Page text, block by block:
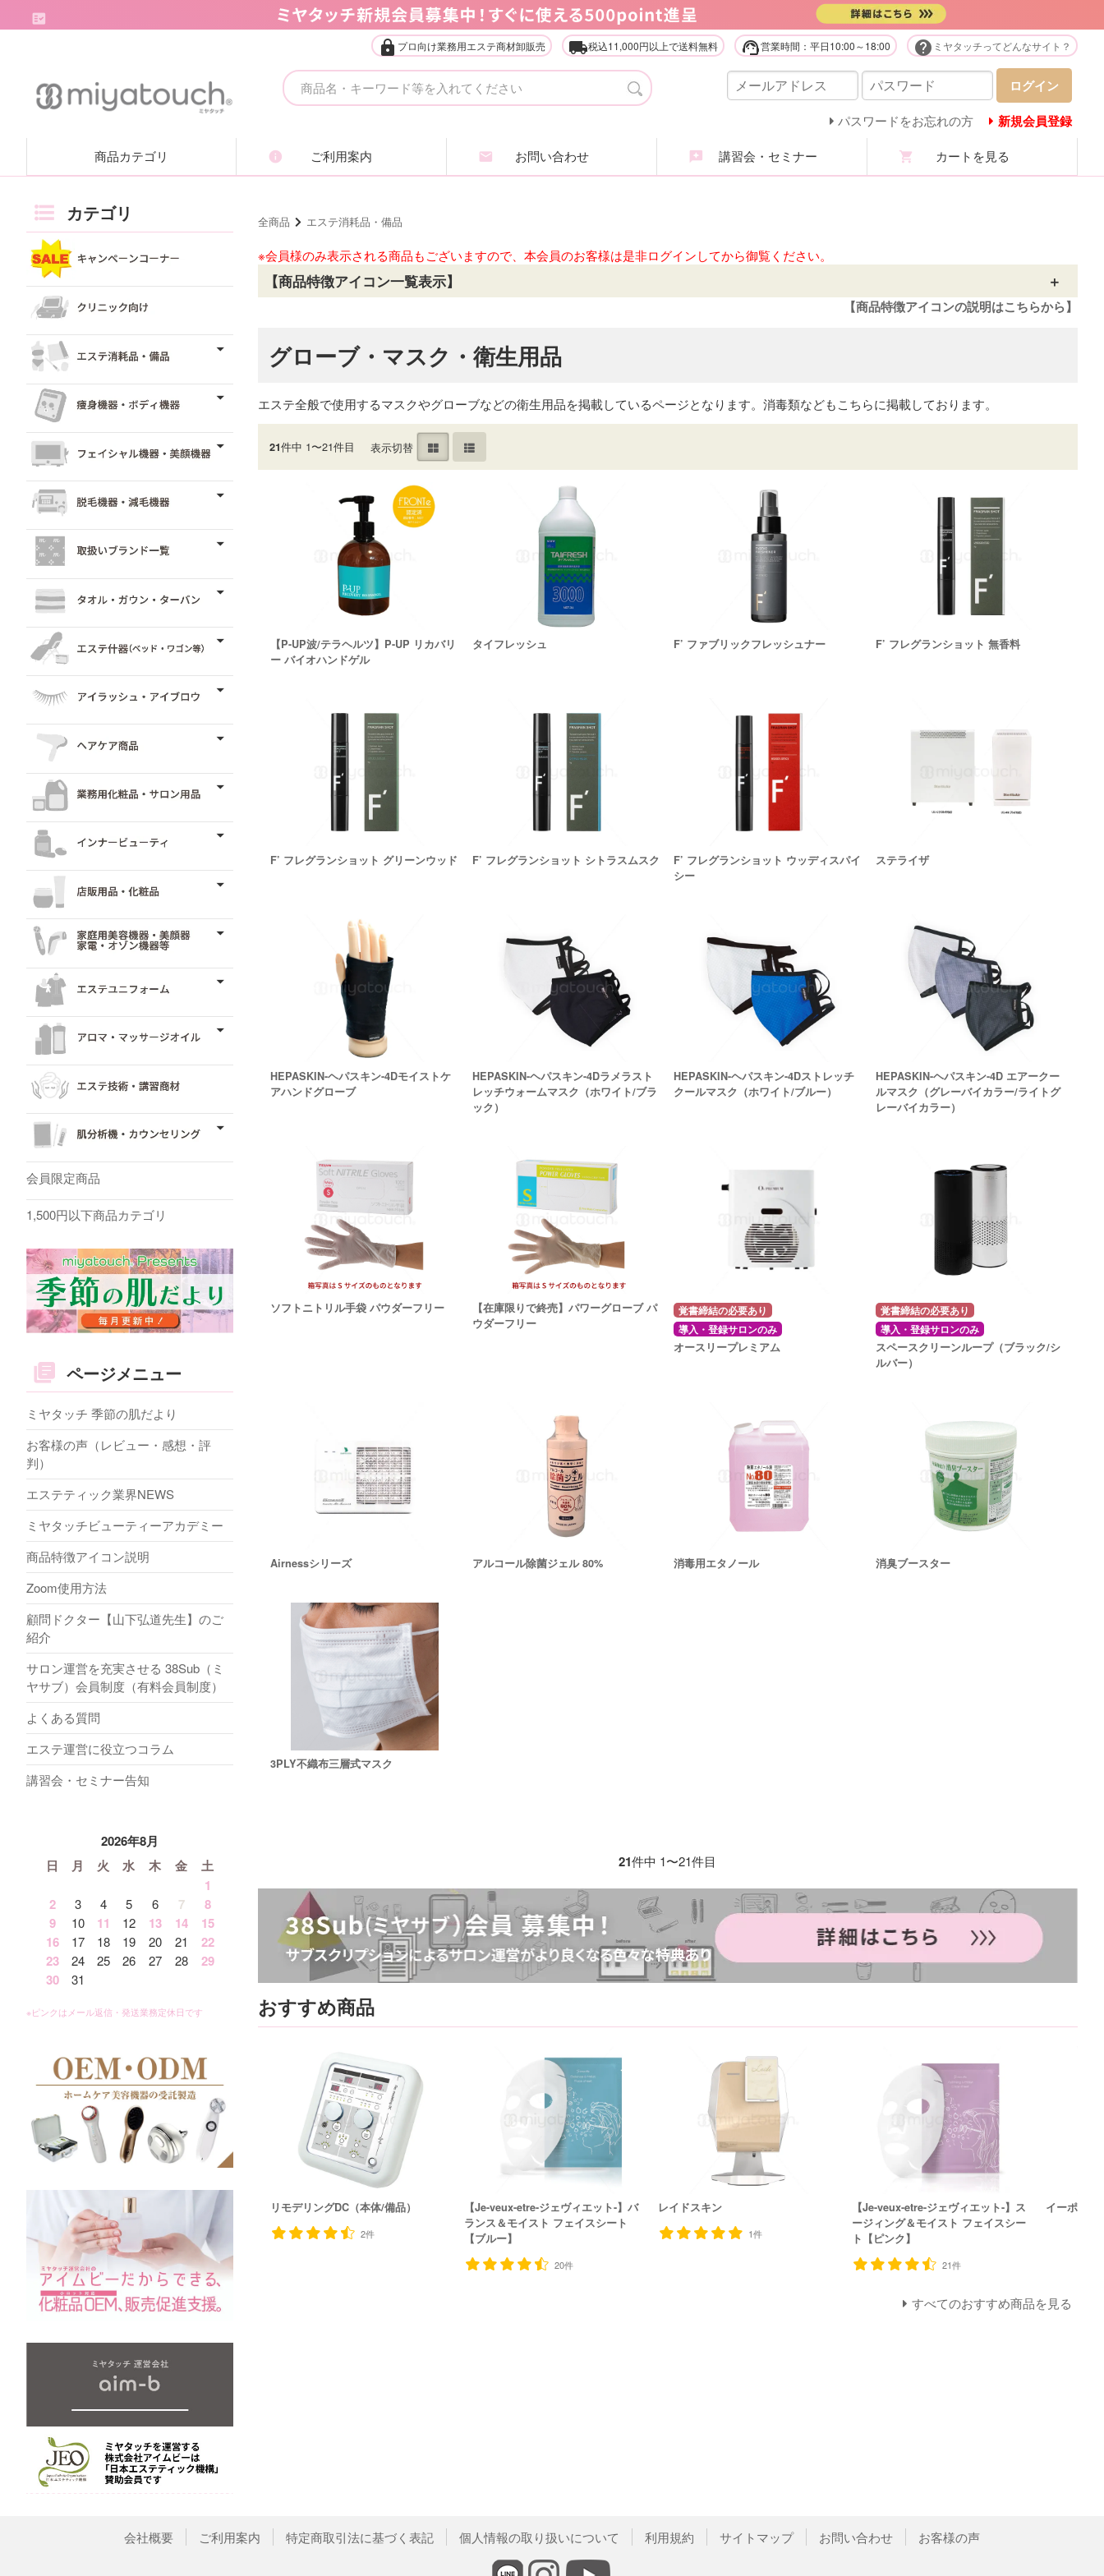
lock プロ向け業務用エステ商材卸販売 local_shipping税込11,000円以上で送料無料 support_agent営業時間：平日10:00～18:00 help ミヤタッチってどんなサイト？
ログイン
パスワードをお忘れの方 新規会員登録
商品カテゴリ
タオル・ガウン・ターバン 店販用品・化粧品
家庭用美容機器・美顔器・家電
エステ消耗品・備品 アイラッシュ・アイブロウ エステユニフォーム
フェイシャル機器・美顔機器 業務用化粧品・サロン用品 エステ技術・講習商材
脱毛機器・減毛機器 インナービューティ 肌分析機・カウンセリング
ご利用案内 お問い合わせ 講習会・セミナー カートを見る
全商品 エステ消耗品・備品
※会員様のみ表示される商品もございますので、本会員のお客様は是非ログインしてから御覧ください。
【商品特徴アイコン一覧表示】
【商品特徴アイコンの説明はこちらから】
グローブ・マスク・衛生用品
エステ全般で使用するマスクやグローブなどの衛生用品を掲載しているページとなります。消毒類などもこちらに掲載しております。
21件中 1〜21件目 表示切替
【P-UP波/テラヘルツ】P-UP リカバリ
ー バイオハンドゲル
タイフレッシュ F’ ファブリックフレッシュナー F’ フレグランショット 無香料
F’ フレグランショット グリーンウッド F’ フレグランショット シトラスムスク
F’ フレグランショット ウッディスパイ
シー
ステライザ
HEPASKIN-ヘパスキン-4Dモイストケ
アハンドグローブ
HEPASKIN-ヘパスキン-4Dラメラスト
レッチウォームマスク（ホワイト/ブラ
ック）
HEPASKIN-ヘパスキン-4Dストレッチ
クールマスク（ホワイト/ブルー）
HEPASKIN-ヘパスキン-4D エアークー
ルマスク（グレーバイカラー/ライトグ
レーバイカラー）
ソフトニトリル手袋 パウダーフリー
【在庫限りで終売】パワーグローブ パ
ウダーフリー
覚書締結の必要あり
導入・登録サロンのみ
オースリープレミアム
覚書締結の必要あり
導入・登録サロンのみ
スペースクリーンループ（ブラック/シ
ルバー）
Airnessシリーズ アルコール除菌ジェル 80% 消毒用エタノール 消臭ブースター
3PLY不織布三層式マスク
21件中 1〜21件目
おすすめ商品
リモデリングDC（本体/備品）
2件
【Je-veux-etre-ジェヴィエット-】バ
ランス＆モイスト フェイスシート
【ブルー】
20件
レイドスキン
1件
【Je-veux-etre-ジェヴィエット-】ス
ージィング＆モイスト フェイスシー
ト【ピンク】
21件
イーポレー
すべてのおすすめ商品を見る
カテゴリ
会員限定商品
1,500円以下商品カテゴリ
ページメニュー
ミヤタッチ 季節の肌だより
お客様の声（レビュー・感想・評
判）
エステティック業界NEWS
ミヤタッチビューティーアカデミー
商品特徴アイコン説明
Zoom使用方法
顧問ドクター【山下弘道先生】のご
紹介
サロン運営を充実させる 38Sub（ミ
ヤサブ）会員制度（有料会員制度）
よくある質問
エステ運営に役立つコラム
講習会・セミナー告知
2026年8月
日
月 火 水 木 金
土
1
2
3 4 5 6 7
8
9
10 11 12 13 14
15
16
17 18 19 20 21
22
23
24 25 26 27 28
29
30
31
会社概要 ご利用案内 特定商取引法に基づく表記 個人情報の取り扱いについて 利用規約 サイトマップ お問い合わせ お客様の声